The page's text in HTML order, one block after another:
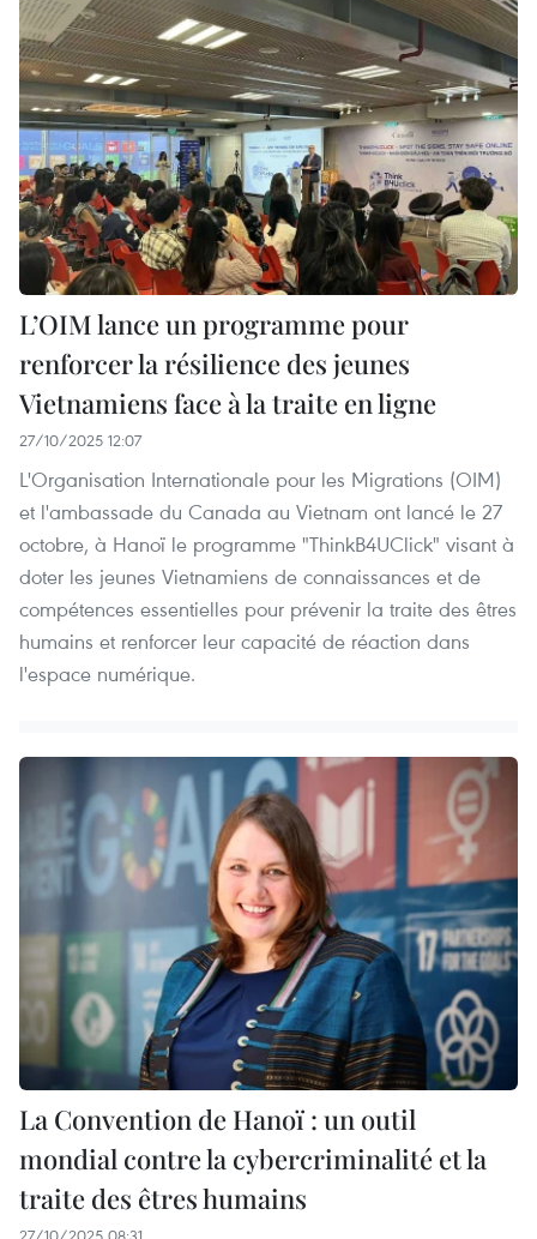
L’OIM lance un programme pour
renforcer la résilience des jeunes
Vietnamiens face à la traite en ligne
27/10/2025 12:07
L'Organisation Internationale pour les Migrations (OIM)
et l'ambassade du Canada au Vietnam ont lancé le 27
octobre, à Hanoï le programme "ThinkB4UClick" visant à
doter les jeunes Vietnamiens de connaissances et de
compétences essentielles pour prévenir la traite des êtres
humains et renforcer leur capacité de réaction dans
l'espace numérique.
La Convention de Hanoï : un outil
mondial contre la cybercriminalité et la
traite des êtres humains